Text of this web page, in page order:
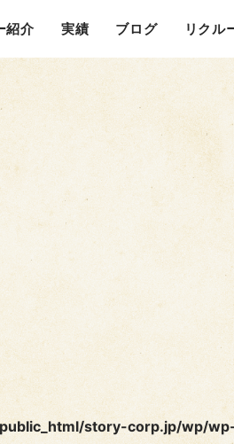
紹介 実績 ブログ リクル
story-corp.jp/wp/